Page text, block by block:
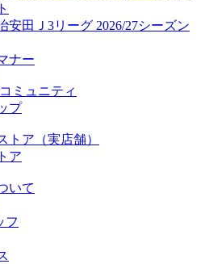
ディーア）
ー企業
ィ
ト
安田Ｊ3リーグ 2026/27シーズン
ナー
ミュニティ
プ
トア（実店舗）
ア
いて
フ